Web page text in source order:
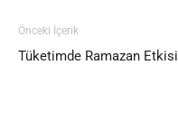
Önceki İçerik
Tüketimde Ramazan Etkisi